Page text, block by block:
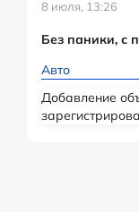
8 июля, 13:26
Без паники, с
Авто
Добавление